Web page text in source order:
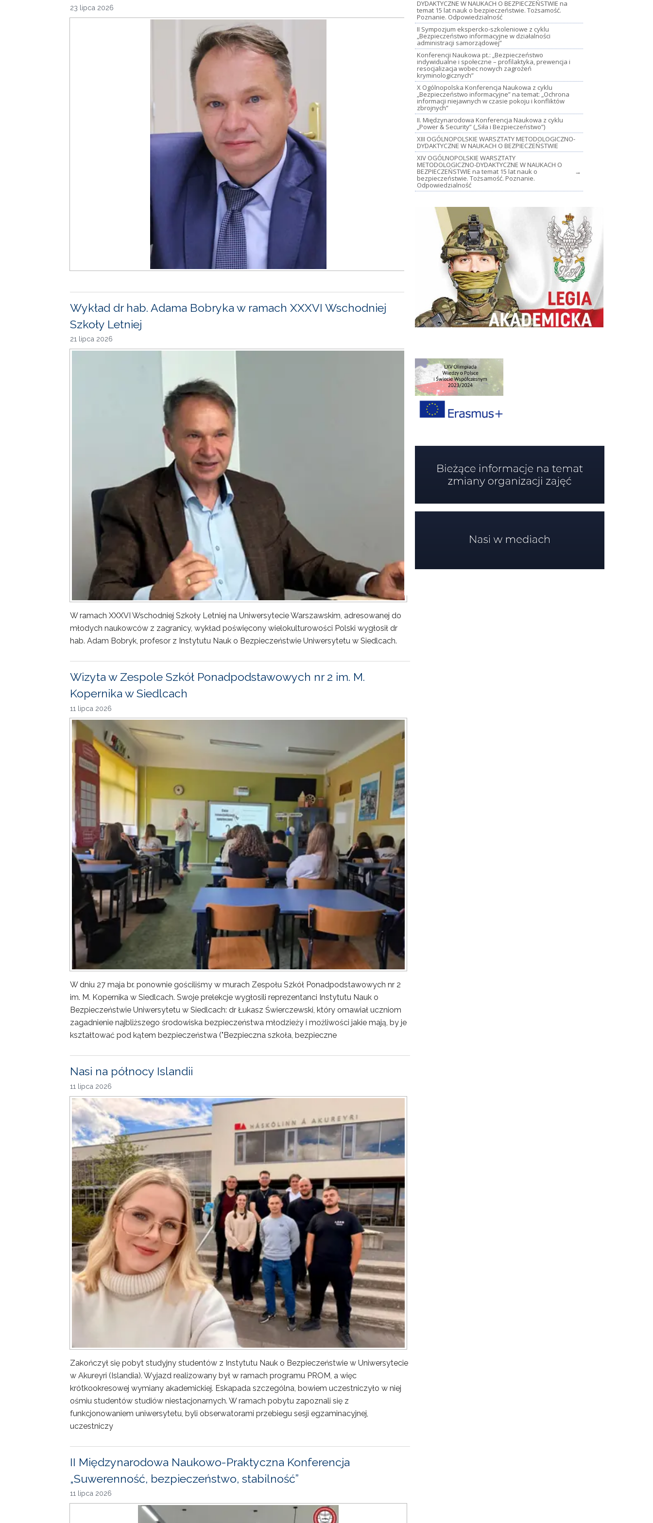
23 lipca 2026
Wykład dr hab. Adama Bobryka w ramach XXXVI Wschodniej
Szkoły Letniej
21 lipca 2026
W ramach XXXVI Wschodniej Szkoły Letniej na Uniwersytecie Warszawskim, adresowanej do
młodych naukowców z zagranicy, wykład poświęcony wielokulturowości Polski wygłosił dr
hab. Adam Bobryk, profesor z Instytutu Nauk o Bezpieczeństwie Uniwersytetu w Siedlcach.
Wizyta w Zespole Szkół Ponadpodstawowych nr 2 im. M.
Kopernika w Siedlcach
11 lipca 2026
W dniu 27 maja br. ponownie gościliśmy w murach Zespołu Szkół Ponadpodstawowych nr 2
im. M. Kopernika w Siedlcach. Swoje prelekcje wygłosili reprezentanci Instytutu Nauk o
Bezpieczeństwie Uniwersytetu w Siedlcach: dr Łukasz Świerczewski, który omawiał uczniom
zagadnienie najbliższego środowiska bezpieczeństwa młodzieży i możliwości jakie mają, by je
kształtować pod kątem bezpieczeństwa ("Bezpieczna szkoła, bezpieczne
Nasi na północy Islandii
11 lipca 2026
Zakończył się pobyt studyjny studentów z Instytutu Nauk o Bezpieczeństwie w Uniwersytecie
w Akureyri (Islandia). Wyjazd realizowany był w ramach programu PROM, a więc
krótkookresowej wymiany akademickiej. Eskapada szczególna, bowiem uczestniczyło w niej
ośmiu studentów studiów niestacjonarnych. W ramach pobytu zapoznali się z
funkcjonowaniem uniwersytetu, byli obserwatorami przebiegu sesji egzaminacyjnej,
uczestniczy
II Międzynarodowa Naukowo-Praktyczna Konferencja
„Suwerenność, bezpieczeństwo, stabilność”
11 lipca 2026
DYDAKTYCZNE W NAUKACH O BEZPIECZEŃSTWIE na
temat 15 lat nauk o bezpieczeństwie. Tożsamość.
Poznanie. Odpowiedzialność
II Sympozjum ekspercko-szkoleniowe z cyklu
„Bezpieczeństwo informacyjne w działalności
administracji samorządowej”
Konferencji Naukowa pt.: „Bezpieczeństwo
indywidualne i społeczne – profilaktyka, prewencja i
resocjalizacja wobec nowych zagrożeń
kryminologicznych”
X Ogólnopolska Konferencja Naukowa z cyklu
„Bezpieczeństwo informacyjne” na temat: „Ochrona
informacji niejawnych w czasie pokoju i konfliktów
zbrojnych”
II. Międzynarodowa Konferencja Naukowa z cyklu
„Power & Security” („Siła i Bezpieczeństwo”)
XIII OGÓLNOPOLSKIE WARSZTATY METODOLOGICZNO-
DYDAKTYCZNE W NAUKACH O BEZPIECZEŃSTWIE
XIV OGÓLNOPOLSKIE WARSZTATY
METODOLOGICZNO-DYDAKTYCZNE W NAUKACH O
BEZPIECZEŃSTWIE na temat 15 lat nauk o
bezpieczeństwie. Tożsamość. Poznanie.
Odpowiedzialność
→